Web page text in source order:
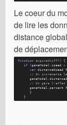
Le coeur du
de lire les
distance
de
function engineSkiff ( ) {
if
(gameModel.speed
var distanceSpeed
// On incrémente
      gameModel.
// On gère l'effet
      gameModel.
percent
      }
   }